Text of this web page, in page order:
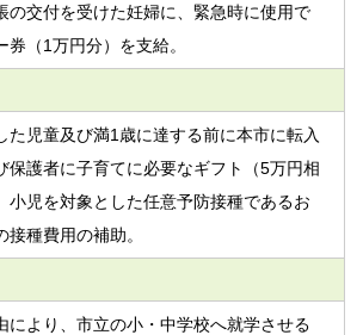
の交付を受けた妊婦に、緊急時に使用で
券（1万円分）を支給。
た児童及び満1歳に達する前に本市に転入
保護者に子育てに必要なギフト（5万円相
小児を対象とした任意予防接種であるお
接種費用の補助。
により、市立の小・中学校へ就学させる